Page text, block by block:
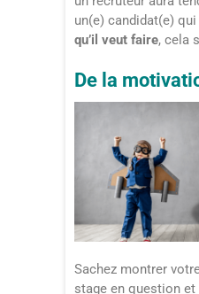
un(e) candidat(e) qui
qu’il veut faire, cela
De la
Sachez montrer
stage en question et